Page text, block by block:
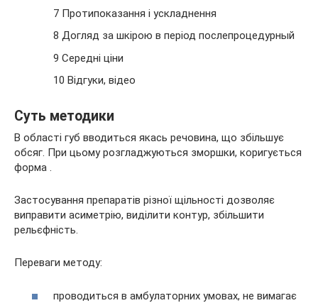
7 Протипоказання і ускладнення
8 Догляд за шкірою в період послепроцедурный
9 Середні ціни
10 Відгуки, відео
Суть методики
В області губ вводиться якась речовина, що збільшує
обсяг. При цьому розгладжуються зморшки, коригується
форма .
Застосування препаратів різної щільності дозволяє
виправити асиметрію, виділити контур, збільшити
рельєфність.
Переваги методу:
проводиться в амбулаторних умовах, не вимагає